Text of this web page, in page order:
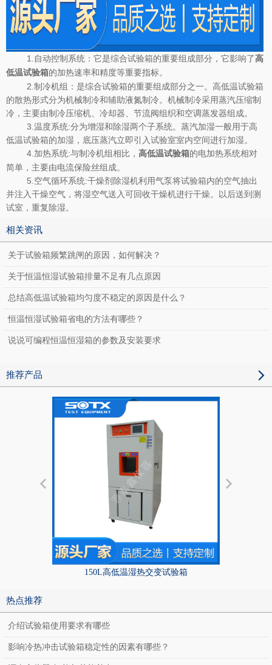
1.自动控制系统：它是综合试验箱的重要组成部分，它影响了 高
低温试验箱的加热速率和精度等重要指标。
2.制冷机组：是综合试验箱的重要组成部分之一。高低温试验箱
的散热形式分为机械制冷和辅助液氮制冷。机械制冷采用蒸汽压缩制
冷，主要由制冷压缩机、冷却器、节流阀组织和空调蒸发器组成。
3.温度系统:分为增湿和除湿两个子系统。蒸汽加湿一般用于高
低温试验箱的加湿，底压蒸汽立即引入试验室室内空间进行加湿。
4.加热系统:与制冷机组相比， 高低温试验箱的电加热系统相对
简单，主要由电流保险丝组成。
5.空气循环系统:干燥剂除湿机利用气泵将试验箱内的空气抽出
并注入干燥空气，将湿空气送入可回收干燥机进行干燥。以后送到测
试室，重复除湿。
相关资讯
关于试验箱频繁跳闸的原因，如何解决？
关于恒温恒湿试验箱排量不足有几点原因
总结高低温试验箱均匀度不稳定的原因是什么？
恒温恒湿试验箱省电的方法有哪些？
说说可编程恒温恒湿箱的参数及安装要求
推荐产品
150L高低温湿热交变试验箱
热点推荐
介绍试验箱使用要求有哪些
影响冷热冲击试验箱稳定性的因素有哪些？